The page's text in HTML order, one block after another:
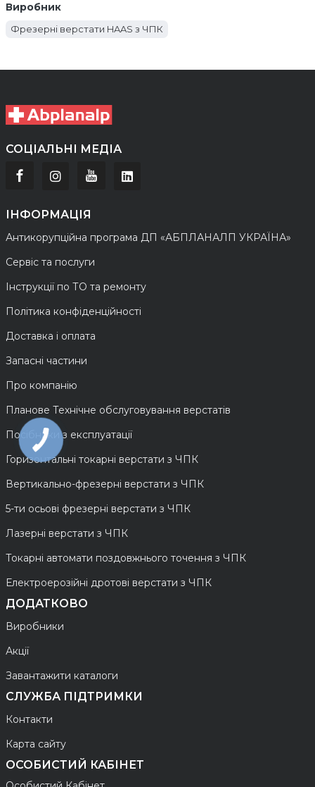
Виробник
Фрезерні верстати HAAS з ЧПК
СОЦІАЛЬНІ МЕДІА
ІНФОРМАЦІЯ
Антикорупційна програма ДП «АБПЛАНАЛП УКРАЇНА»
Сервіс та послуги
Інструкції по ТО та ремонту
Політика конфіденційності
Доставка і оплата
Запасні частини
Про компанію
Планове Технічне обслуговування верстатів
Посібники з експлуатації
Горизонтальні токарні верстати з ЧПК
Вертикально-фрезерні верстати з ЧПК
5-ти осьові фрезерні верстати з ЧПК
Лазерні верстати з ЧПК
Токарні автомати поздовжнього точення з ЧПК
Електроерозійні дротові верстати з ЧПК
ДОДАТКОВО
Виробники
Акції
Завантажити каталоги
СЛУЖБА ПІДТРИМКИ
Контакти
Карта сайту
ОСОБИСТИЙ КАБІНЕТ